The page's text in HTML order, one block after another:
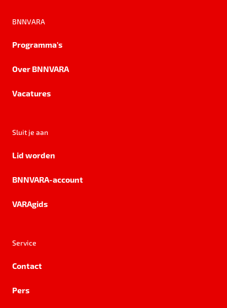
BNNVARA
Programma's
Over BNNVARA
Vacatures
Sluit je aan
Lid worden
BNNVARA-account
VARAgids
Service
Contact
Pers